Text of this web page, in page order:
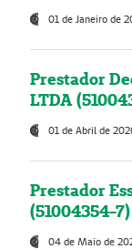
01 de Janeiro de
Prestador
LTDA
01 de Abril de
Prestador
(51004354-7)
04 de Maio de